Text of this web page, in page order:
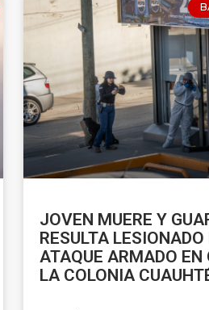
JOVEN MUERE Y
RESULTA LESIONADO
ATAQUE ARMADO EN
LA COLONIA